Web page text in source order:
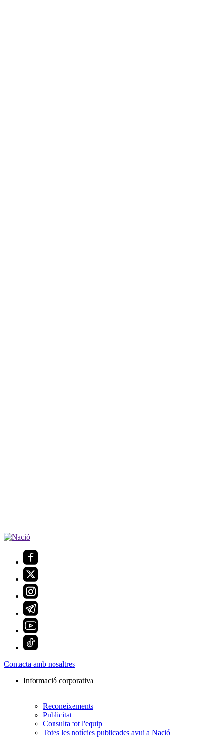
Contacta amb nosaltres
Informació corporativa
Reconeixements
Publicitat
Consulta tot l'equip
Totes les notícies publicades avui a Nació